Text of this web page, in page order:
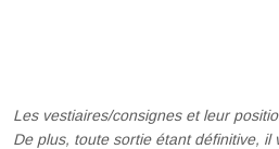
Les vestiaires/consignes et leur
De plus, toute sortie étant définitive, il